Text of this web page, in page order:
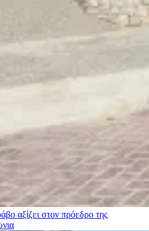
αξίζει στον πρόεδρο της